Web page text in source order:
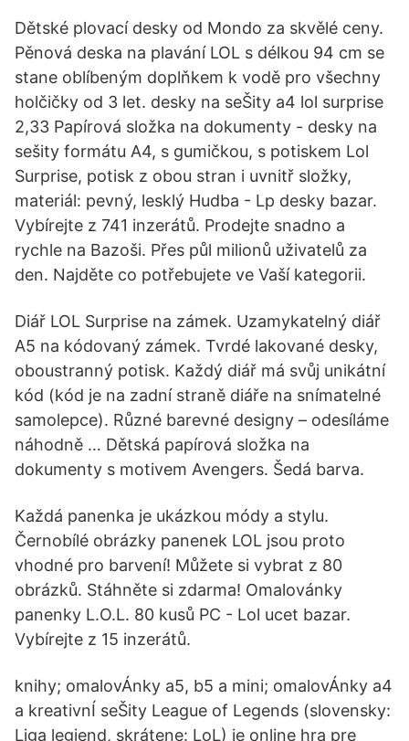
Dětské plovací desky od Mondo za skvělé ceny.
Pěnová deska na plavání LOL s délkou 94 cm se
stane oblíbeným doplňkem k vodě pro všechny
holčičky od 3 let. desky na seŠity a4 lol surprise
2,33 Papírová složka na dokumenty - desky na
sešity formátu A4, s gumičkou, s potiskem Lol
Surprise, potisk z obou stran i uvnitř složky,
materiál: pevný, lesklý Hudba - Lp desky bazar.
Vybírejte z 741 inzerátů. Prodejte snadno a
rychle na Bazoši. Přes půl milionů uživatelů za
den. Najděte co potřebujete ve Vaší kategorii.
Diář LOL Surprise na zámek. Uzamykatelný diář
A5 na kódovaný zámek. Tvrdé lakované desky,
oboustranný potisk. Každý diář má svůj unikátní
kód (kód je na zadní straně diáře na snímatelné
samolepce). Různé barevné designy – odesíláme
náhodně … Dětská papírová složka na
dokumenty s motivem Avengers. Šedá barva.
Každá panenka je ukázkou módy a stylu.
Černobílé obrázky panenek LOL jsou proto
vhodné pro barvení! Můžete si vybrat z 80
obrázků. Stáhněte si zdarma! Omalovánky
panenky L.O.L. 80 kusů PC - Lol ucet bazar.
Vybírejte z 15 inzerátů.
knihy; omalovÁnky a5, b5 a mini; omalovÁnky a4
a kreativnÍ seŠity League of Legends (slovensky:
Liga legiend, skrátene: LoL) je online hra pre